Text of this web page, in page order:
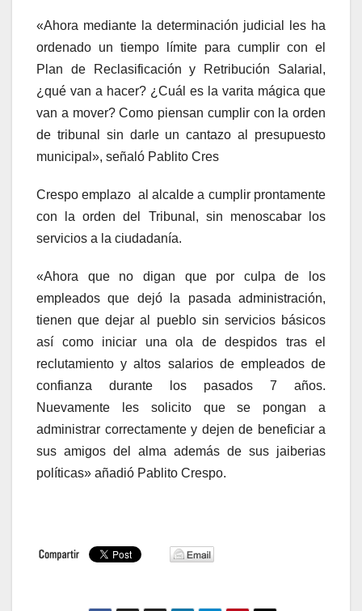
«Ahora mediante la determinación judicial les ha
ordenado un tiempo límite para cumplir con el
Plan de Reclasificación y Retribución Salarial,
¿qué van a hacer? ¿Cuál es la varita mágica que
van a mover? Como piensan cumplir con la orden
de tribunal sin darle un cantazo al presupuesto
municipal», señaló Pablito Cres
Crespo emplazo al alcalde a cumplir prontamente
con la orden del Tribunal, sin menoscabar los
servicios a la ciudadanía.
«Ahora que no digan que por culpa de los
empleados que dejó la pasada administración,
tienen que dejar al pueblo sin servicios básicos
así como iniciar una ola de despidos tras el
reclutamiento y altos salarios de empleados de
confianza durante los pasados 7 años.
Nuevamente les solicito que se pongan a
administrar correctamente y dejen de beneficiar a
sus amigos del alma además de sus jaiberias
políticas» añadió Pablito Crespo.